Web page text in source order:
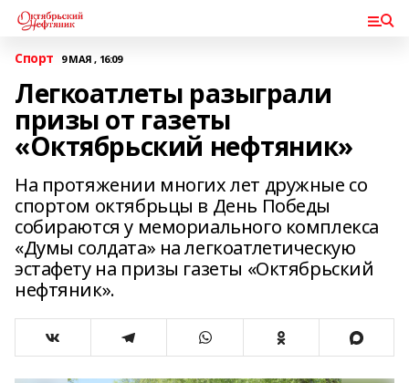
Спорт 9 МАЯ , 16:09
Легкоатлеты разыграли
призы от газеты
«Октябрьский нефтяник»
На протяжении многих лет дружные со
спортом октябрьцы в День Победы
собираются у мемориального комплекса
«Думы солдата» на легкоатлетическую
эстафету на призы газеты «Октябрьский
нефтяник».